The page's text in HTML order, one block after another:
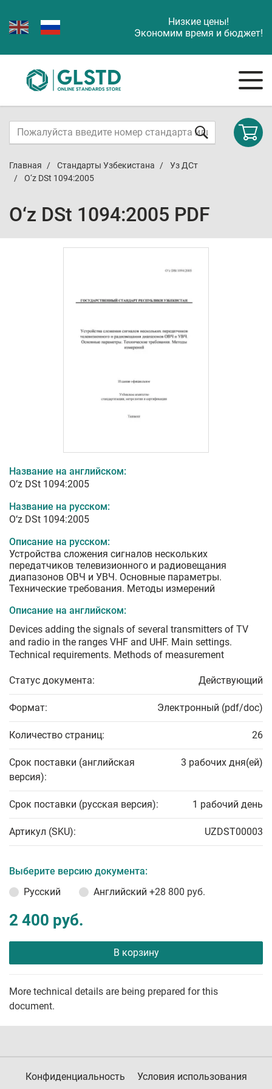
Низкие цены!
Экономим время и бюджет!
Главная Стандарты Узбекистана
Уз ДСт
O‘z DSt 1094:2005
O‘z DSt 1094:2005 PDF
Название на английском:
O‘z DSt 1094:2005
Название на русском:
O‘z DSt 1094:2005
Описание на русском:
Устройства сложения сигналов нескольких
передатчиков телевизионного и радиовещания
диапазонов ОВЧ и УВЧ. Основные параметры.
Технические требования. Методы измерений
Описание на английском:
Devices adding the signals of several transmitters of TV
and radio in the ranges VHF and UHF. Main settings.
Technical requirements. Methods of measurement
Статус документа: Действующий
Формат: Электронный (pdf/doc)
Количество страниц: 26
Срок поставки (английская
версия):
3 рабочих дня(ей)
Срок поставки (русская версия): 1 рабочий день
Артикул (SKU): UZDST00003
Выберите версию документа:
Русский
Английский +28 800 руб.
2 400 руб.
В корзину
More technical details are being prepared for this
document.
Конфиденциальность Условия использования